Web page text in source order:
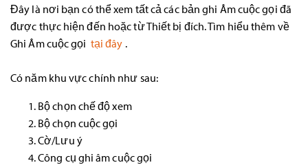
Đây là nơi bạn có thể xem tất cả các bản ghi Âm cuộc gọi đã
được thực hiện đến hoặc từ Thiết bị đích. Tìm hiểu thêm về
Ghi Âm cuộc gọi tại đây .
Có năm khu vực chính như sau:
Bộ chọn chế độ xem
Bộ chọn cuộc gọi
Cờ/Lưu ý
Công cụ ghi âm cuộc gọi